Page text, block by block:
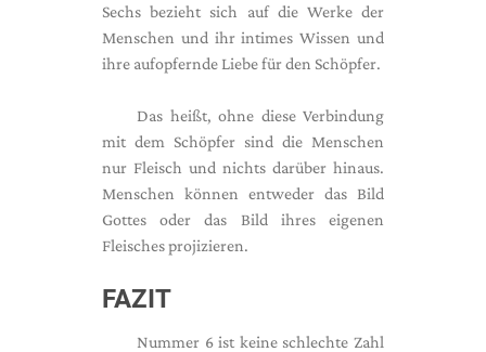
Sechs bezieht sich auf die Werke der
Menschen und ihr intimes Wissen und
ihre aufopfernde Liebe für den Schöpfer.
Das heißt, ohne diese Verbindung
mit dem Schöpfer sind die Menschen
nur Fleisch und nichts darüber hinaus.
Menschen können entweder das Bild
Gottes oder das Bild ihres eigenen
Fleisches projizieren.
FAZIT
Nummer 6 ist keine schlechte Zahl